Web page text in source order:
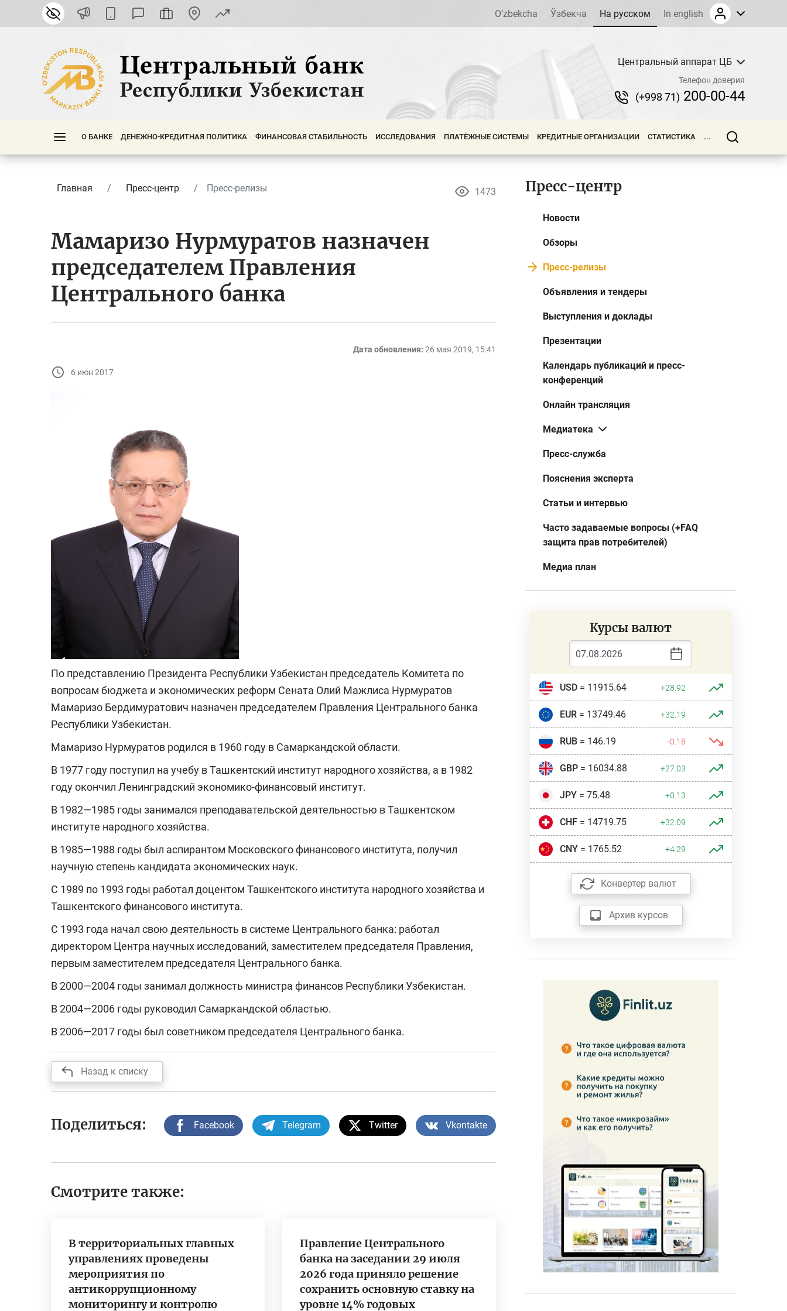
O’zbekcha Ўзбекча На русском In english
Центральный аппарат ЦБ
Телефон доверия
(+998 71) 200-00-44
О БАНКЕ ДЕНЕЖНО-КРЕДИТНАЯ ПОЛИТИКА ФИНАНСОВАЯ СТАБИЛЬНОСТЬ ИССЛЕДОВАНИЯ ПЛАТЁЖНЫЕ СИСТЕМЫ КРЕДИТНЫЕ ОРГАНИЗАЦИИ СТАТИСТИКА ...
Главная Пресс-центр Пресс-релизы 1473
Мамаризо Нурмуратов назначен
председателем Правления
Центрального банка
Дата обновления: 26 мая 2019, 15:41
6 июн 2017
По представлению Президента Республики Узбекистан председатель Комитета по
вопросам бюджета и экономических реформ Сената Олий Мажлиса Нурмуратов
Мамаризо Бердимуратович назначен председателем Правления Центрального банка
Республики Узбекистан.
Мамаризо Нурмуратов родился в 1960 году в Самаркандской области.
В 1977 году поступил на учебу в Ташкентский институт народного хозяйства, а в 1982
году окончил Ленинградский экономико-финансовый институт.
В 1982—1985 годы занимался преподавательской деятельностью в Ташкентском
институте народного хозяйства.
В 1985—1988 годы был аспирантом Московского финансового института, получил
научную степень кандидата экономических наук.
С 1989 по 1993 годы работал доцентом Ташкентского института народного хозяйства и
Ташкентского финансового института.
С 1993 года начал свою деятельность в системе Центрального банка: работал
директором Центра научных исследований, заместителем председателя Правления,
первым заместителем председателя Центрального банка.
В 2000—2004 годы занимал должность министра финансов Республики Узбекистан.
В 2004—2006 годы руководил Самаркандской областью.
В 2006—2017 годы был советником председателя Центрального банка.
Назад к списку
Поделиться: Facebook Telegram Twitter Vkontakte
Смотрите также:
В территориальных главных
управлениях проведены
мероприятия по
антикоррупционному
мониторингу и контролю
Правление Центрального
банка на заседании 29 июля
2026 года приняло решение
сохранить основную ставку на
уровне 14% годовых
Пресс-центр
Новости
Обзоры
Пресс-релизы
Объявления и тендеры
Выступления и доклады
Презентации
Календарь публикаций и пресс-
конференций
Онлайн трансляция
Медиатека
Пресс-служба
Пояснения эксперта
Статьи и интервью
Часто задаваемые вопросы (+FAQ
защита прав потребителей)
Медиа план
Курсы валют
USD= 11915.64 +28.92
EUR= 13749.46 +32.19
RUB= 146.19 -0.18
GBP= 16034.88 +27.03
JPY= 75.48 +0.13
CHF= 14719.75 +32.09
CNY= 1765.52 +4.29
Конвертер валют
Архив курсов